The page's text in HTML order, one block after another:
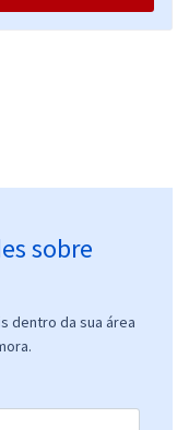
- Agente de Medicina
sobre
dentro da sua área